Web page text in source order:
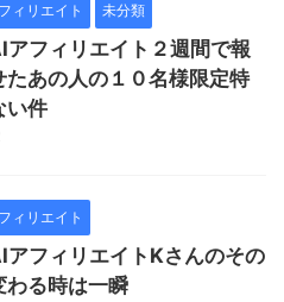
ィリエイト 未分類
アフィリエイト２週間で報
たあの人の１０名様限定特
い件
ィリエイト
アフィリエイトKさんのその
わる時は一瞬